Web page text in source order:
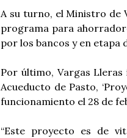
A su turno, el Ministro de
programa para
por los bancos y en etapa
Por último, Vargas Lleras
Acueducto de Pasto,
funcionamiento el 28 de
“Este proyecto es de